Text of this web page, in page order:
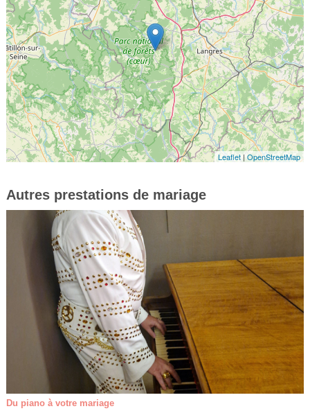
Leaflet |OpenStreetMap
Autres prestations de mariage
Du piano à votre mariage